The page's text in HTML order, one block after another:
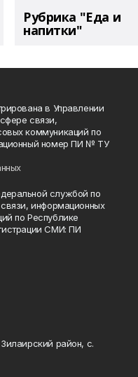
Рубрика "Еда и
напитки"
в Управлении
связи,
коммуникаций по
номер ПИ № ТУ
службой по
информационных
по Республике
СМИ: ПИ
район, с.